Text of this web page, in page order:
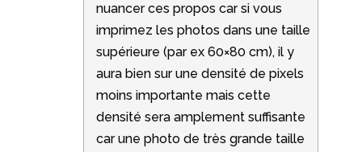
nuancer ces propos car si vous
imprimez les photos dans une taille
supérieure (par ex 60×80 cm), il y
aura bien sur une densité de pixels
moins importante mais cette
densité sera amplement suffisante
car une photo de très grande taille